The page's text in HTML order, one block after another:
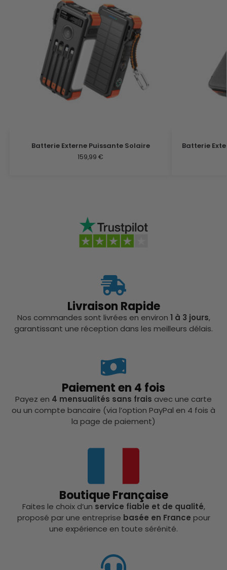
Batterie Externe Puissante Solaire
159,99€
Batterie
Livraison Rapide
Nos commandes sont livrées en environ 1 à 3 jours,
garantissant une réception dans les meilleurs délais.
Paiement en 4 fois
Payez en 4 mensualités sans frais avec une carte
ou un compte bancaire (via l’option PayPal en 4 fois à
la page de paiement)
Boutique Française
Faites le choix d’un service fiable et de qualité,
proposé par une entreprise basée en France pour
une expérience en toute sérénité.